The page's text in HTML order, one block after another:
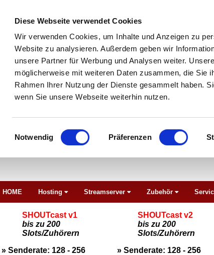
Diese Webseite verwendet Cookies
Wir verwenden Cookies, um Inhalte und Anzeigen zu
Website zu analysieren. Außerdem geben wir
unsere Partner für Werbung und Analysen weiter.
möglicherweise mit weiteren Daten zusammen, die Sie
Rahmen Ihrer Nutzung der Dienste gesammelt haben.
wenn Sie unsere Webseite weiterhin nutzen.
Einwilligungsauswahl
Notwendig Präferenzen
HOME Hosting Streamserver Zubehör
SHOUTcast v1
bis zu 200
Slots/Zuhörern
» Senderate: 128 - 256
SHOUTcast v2
bis zu 200
Slots/Zuhörern
» Senderate: 128 - 256